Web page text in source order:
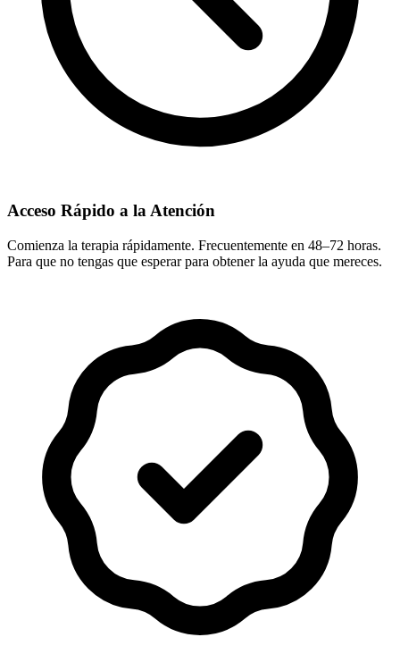
Acceso Rápido a la Atención
Comienza la terapia rápidamente. Frecuentemente en 48–72 horas.
Para que no tengas que esperar para obtener la ayuda que mereces.